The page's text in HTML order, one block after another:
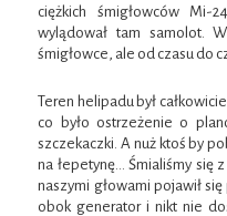
ciężkich śmigłowców
wylądował tam samolot.
śmigłowce, ale od czasu do
Teren helipadu był
co było ostrzeżenie o
szczekaczki. A nuż ktoś by
na łepetynę… Śmialiśmy się
naszymi głowami pojawił
obok generator i nikt nie